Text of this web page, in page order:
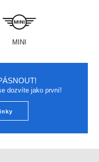
MINI
dozvíte jako první!